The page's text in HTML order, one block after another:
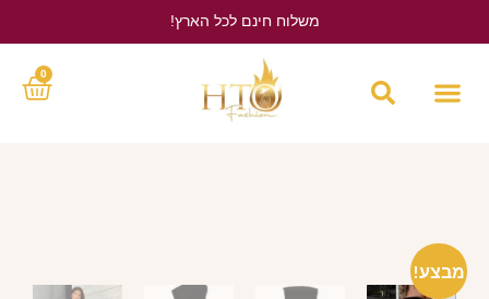
משלוח חינם לכל הארץ!
0
מבצע!